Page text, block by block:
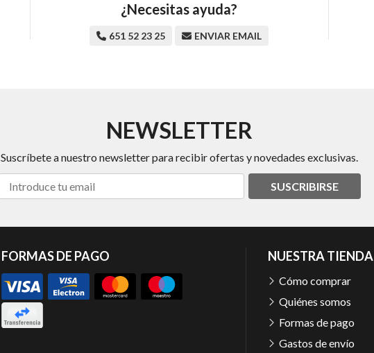
¿Necesitas ayuda?
651 52 23 25 ENVIAR EMAIL
NEWSLETTER
Suscríbete a nuestro newsletter para recibir ofertas y novedades exclusivas.
SUSCRIBIRSE
FORMAS DE PAGO NUESTRA TIENDA
Cómo comprar
Quiénes somos
Formas de pago
Gastos de envío